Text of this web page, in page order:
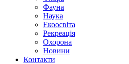
Фауна
Наука
Екоосвіта
Рекреація
Охорона
Новини
Контакти